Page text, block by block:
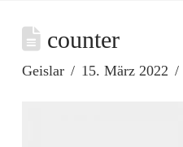
counter
Geislar 15. März 2022